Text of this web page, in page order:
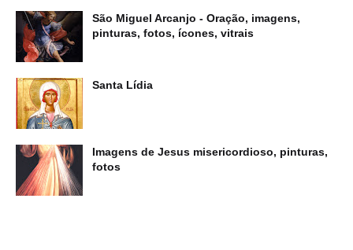
São Miguel Arcanjo - Oração, imagens,
pinturas, fotos, ícones, vitrais
Santa Lídia
Imagens de Jesus misericordioso, pinturas,
fotos